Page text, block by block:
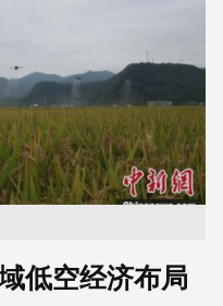
低空经济布局